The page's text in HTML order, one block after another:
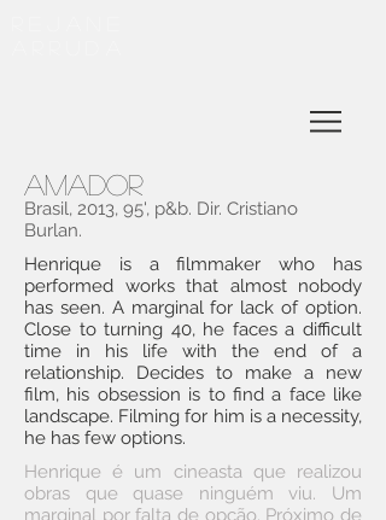
AMADOR
Brasil, 2013, 95', p&b. Dir. Cristiano
Burlan.
Henrique is a filmmaker who has
performed works that almost nobody
has seen. A marginal for lack of option.
Close to turning 40, he faces a difficult
time in his life with the end of a
relationship. Decides to make a new
film, his obsession is to find a face like
landscape. Filming for him is a necessity,
he has few options.
Henrique é um cineasta que realizou
obras que quase ninguém viu. Um
marginal por falta de opção. Próximo de